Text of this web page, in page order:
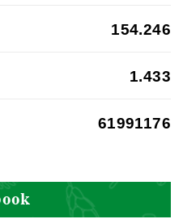
nghiệp dược Việt
Nam
154.246
1.433
61991176